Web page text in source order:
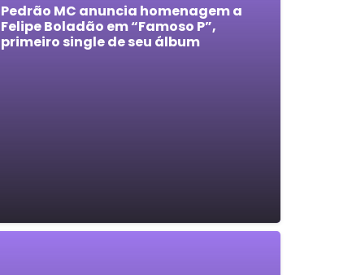
Pedrão MC anuncia homenagem a
Felipe Boladão em “Famoso P”,
primeiro single de seu álbum